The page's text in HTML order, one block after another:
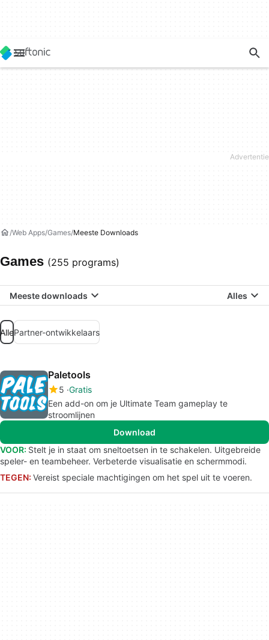
Web Apps Games Meeste Downloads
Games (255 programs)
Meeste downloads Alles
AllePartner-ontwikkelaars
Paletools
5 Gratis
Een add-on om je Ultimate Team gameplay te
stroomlijnen
Download
VOOR: Stelt je in staat om sneltoetsen in te schakelen. Uitgebreide
speler- en teambeheer. Verbeterde visualisatie en schermmodi.
TEGEN: Vereist speciale machtigingen om het spel uit te voeren.